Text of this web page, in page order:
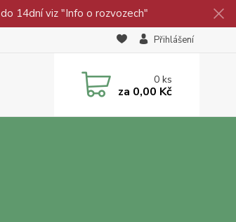
14dní viz "Info o rozvozech"
Přihlášení
0ks
za 0,00 Kč